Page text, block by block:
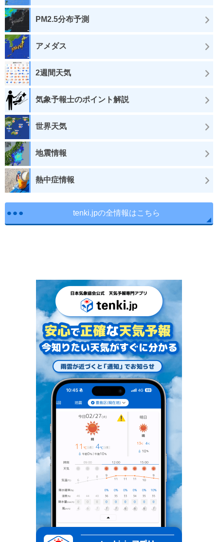
PM2.5分布予測
アメダス
2週間天気
気象予報士のポイント解説
世界天気
地震情報
熱中症情報
tenki.jpの全情報はこちら